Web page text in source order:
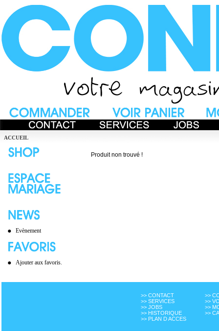
ACCUEIL
Evènement
Ajouter aux favoris.
Produit non trouvé !
>> CONTACT
>> SERVICES
>> JOBS
>> HISTORIQUE
>> PLAN D ACCES
>>
>>
>>
>>